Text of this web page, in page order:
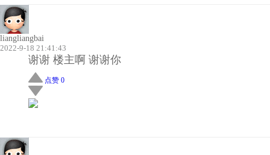
liangliangbai
2022-9-18 21:41:43
谢谢 楼主啊 谢谢你
点赞 0